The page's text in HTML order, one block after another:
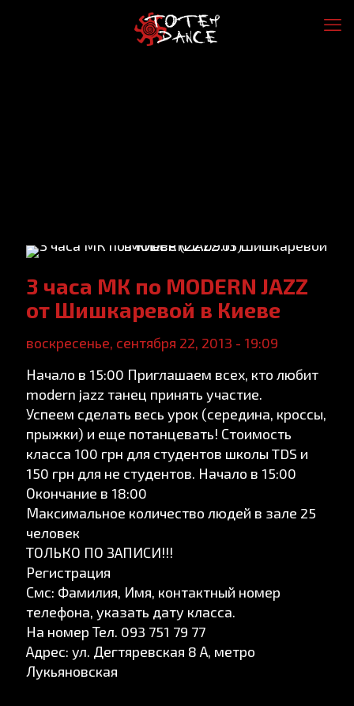
3 часа МК по MODERN JAZZ
от Шишкаревой в Киеве
воскресенье, сентября 22, 2013 - 19:09
Начало в 15:00 Приглашаем всех, кто любит
modern jazz танец принять участие.
Успеем сделать весь урок (середина, кроссы,
прыжки) и еще потанцевать! Стоимость
класса 100 грн для студентов школы TDS и
150 грн для не студентов. Начало в 15:00
Окончание в 18:00
Максимальное количество людей в зале 25
человек
ТОЛЬКО ПО ЗАПИСИ!!!
Регистрация
Смс: Фамилия, Имя, контактный номер
телефона, указать дату класса.
На номер Тел. 093 751 79 77
Адрес: ул. Дегтяревская 8 А, метро
Лукьяновская